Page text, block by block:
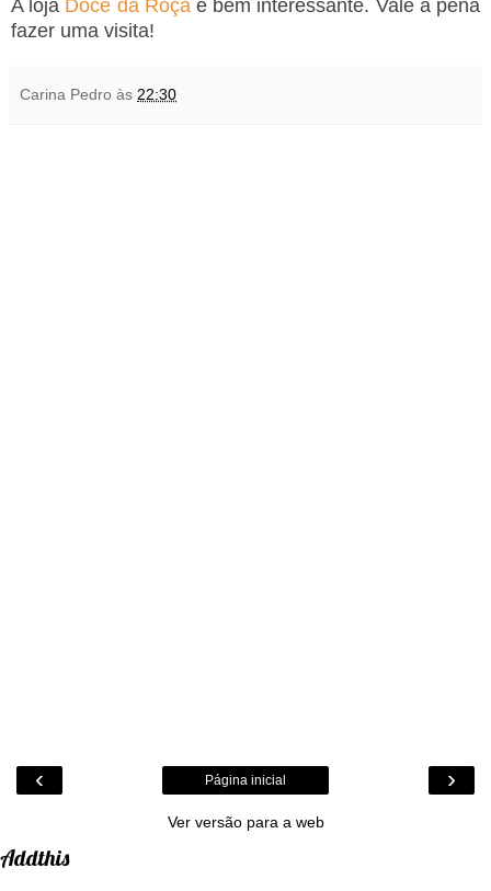
A loja Doce da Roçaé bem interessante. Vale a pena
fazer uma visita!
Carina Pedro às 22:30
‹ ›
Página inicial
Ver versão para a web
Addthis